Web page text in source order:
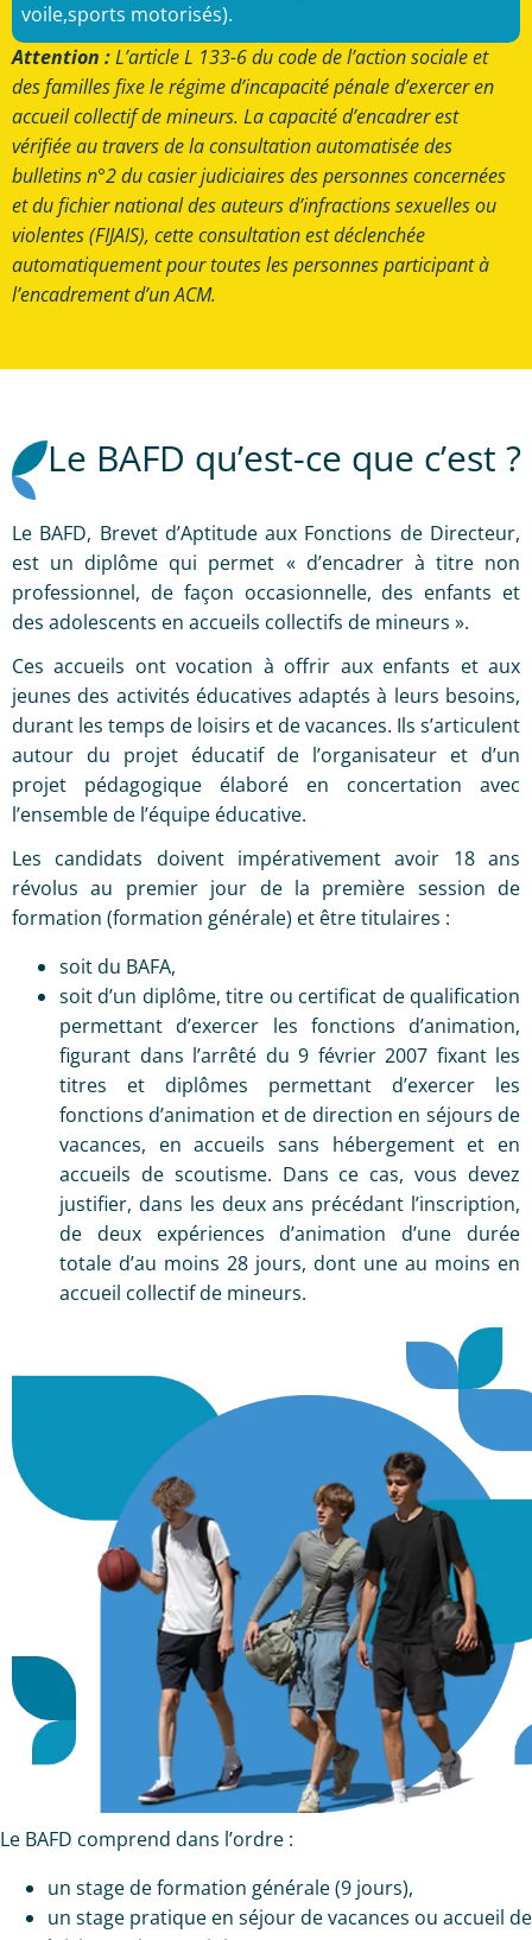
voile,sports motorisés).
Attention :L’article L 133-6 du code de l’action sociale et
des familles fixe le régime d’incapacité pénale d’exercer en
accueil collectif de mineurs. La capacité d’encadrer est
vérifiée au travers de la consultation automatisée des
bulletins n°2 du casier judiciaires des personnes concernées
et du fichier national des auteurs d’infractions sexuelles ou
violentes (FIJAIS), cette consultation est déclenchée
automatiquement pour toutes les personnes participant à
l’encadrement d’un ACM.
Le BAFD qu’est-ce que c’est ?
Le BAFD, Brevet d’Aptitude aux Fonctions de Directeur,
est un diplôme qui permet « d’encadrer à titre non
professionnel, de façon occasionnelle, des enfants et
des adolescents en accueils collectifs de mineurs ».
Ces accueils ont vocation à offrir aux enfants et aux
jeunes des activités éducatives adaptés à leurs besoins,
durant les temps de loisirs et de vacances. Ils s’articulent
autour du projet éducatif de l’organisateur et d’un
projet pédagogique élaboré en concertation avec
l’ensemble de l’équipe éducative.
Les candidats doivent impérativement avoir 18 ans
révolus au premier jour de la première session de
formation (formation générale) et être titulaires :
soit du BAFA,
soit d’un diplôme, titre ou certificat de qualification
permettant d’exercer les fonctions d’animation,
figurant dans l’arrêté du 9 février 2007 fixant les
titres et diplômes permettant d’exercer les
fonctions d’animation et de direction en séjours de
vacances, en accueils sans hébergement et en
accueils de scoutisme. Dans ce cas, vous devez
justifier, dans les deux ans précédant l’inscription,
de deux expériences d’animation d’une durée
totale d’au moins 28 jours, dont une au moins en
accueil collectif de mineurs.
Le BAFD comprend dans l’ordre :
un stage de formation générale (9 jours),
un stage pratique en séjour de vacances ou accueil de